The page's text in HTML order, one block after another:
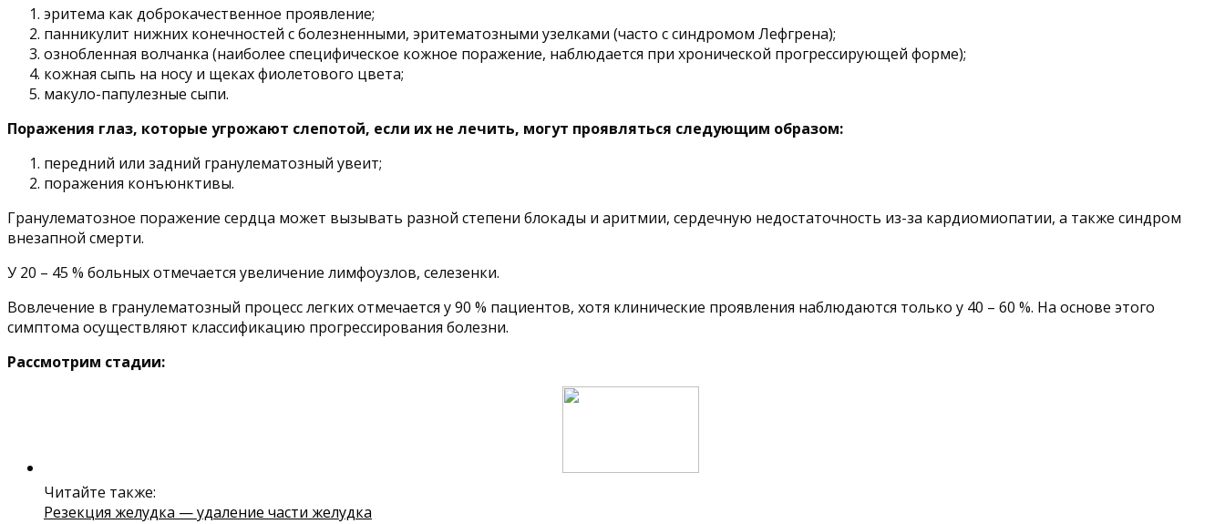
эритема как доброкачественное проявление;
панникулит нижних конечностей с болезненными, эритематозными узелками (часто с синдромом Лефгрена);
ознобленная волчанка (наиболее специфическое кожное поражение, наблюдается при хронической прогрессирующей форме);
кожная сыпь на носу и щеках фиолетового цвета;
макуло-папулезные сыпи.
Поражения глаз, которые угрожают слепотой, если их не лечить, могут проявляться следующим образом:
передний или задний гранулематозный увеит;
поражения конъюнктивы.
Гранулематозное поражение сердца может вызывать разной степени блокады и аритмии, сердечную недостаточность из-за кардиомиопатии, а также синдром
внезапной смерти.
У 20 – 45 % больных отмечается увеличение лимфоузлов, селезенки.
Вовлечение в гранулематозный процесс легких отмечается у 90 % пациентов, хотя клинические проявления наблюдаются только у 40 – 60 %. На основе этого
симптома осуществляют классификацию прогрессирования болезни.
Рассмотрим стадии:
Читайте также:
Резекция желудка — удаление части желудка